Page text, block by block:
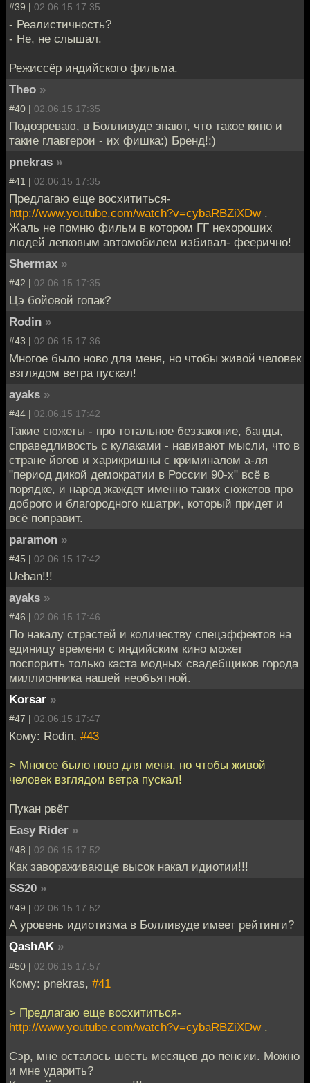
#39 | 02.06.15 17:35
- Реалистичность?
- Не, не слышал.
Режиссёр индийского фильма.
Theo »
#40 | 02.06.15 17:35
Подозреваю, в Болливуде знают, что такое кино и
такие главгерои - их фишка:) Бренд!:)
pnekras »
#41 | 02.06.15 17:35
Предлагаю еще восхититься-
http://www.youtube.com/watch?v=cybaRBZiXDw.
Жаль не помню фильм в котором ГГ нехороших
людей легковым автомобилем избивал- феерично!
Shermax »
#42 | 02.06.15 17:35
Цэ бойовой гопак?
Rodin »
#43 | 02.06.15 17:36
Многое было ново для меня, но чтобы живой человек
взглядом ветра пускал!
ayaks »
#44 | 02.06.15 17:42
Такие сюжеты - про тотальное беззаконие, банды,
справедливость с кулаками - навивают мысли, что в
стране йогов и харикришны с криминалом а-ля
"период дикой демократии в России 90-х" всё в
порядке, и народ жаждет именно таких сюжетов про
доброго и благородного кшатри, который придет и
всё поправит.
paramon »
#45 | 02.06.15 17:42
Ueban!!!
ayaks »
#46 | 02.06.15 17:46
По накалу страстей и количеству спецэффектов на
единицу времени с индийским кино может
поспорить только каста модных свадебщиков города
миллионника нашей необъятной.
Korsar »
#47 | 02.06.15 17:47
Кому: Rodin, #43
> Многое было ново для меня, но чтобы живой
человек взглядом ветра пускал!
Пукан рвёт
Easy Rider »
#48 | 02.06.15 17:52
Как завораживающе высок накал идиотии!!!
SS20 »
#49 | 02.06.15 17:52
А уровень идиотизма в Болливуде имеет рейтинги?
QashAK »
#50 | 02.06.15 17:57
Кому: pnekras, #41
> Предлагаю еще восхититься-
http://www.youtube.com/watch?v=cybaRBZiXDw.
Сэр, мне осталось шесть месяцев до пенсии. Можно
и мне ударить?